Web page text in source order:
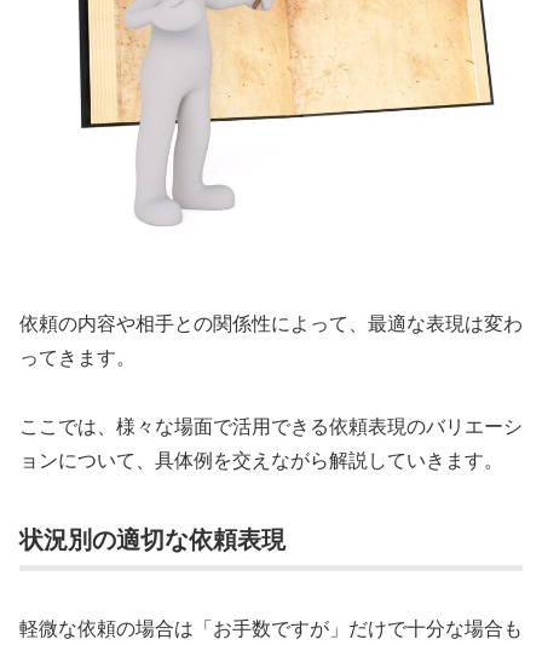
依頼の内容や相手との関係性によって、最適な表現は変わ
ってきます。
ここでは、様々な場面で活用できる依頼表現のバリエーシ
ョンについて、具体例を交えながら解説していきます。
状況別の適切な依頼表現
軽微な依頼の場合は「お手数ですが」だけで十分な場合も